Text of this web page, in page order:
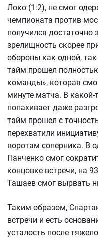
Локо (1:2), не смог
чемпионата против
получился
зрелищность скорее
обороны как одной,
тайм прошел
команды», которая
минуте матча. В
попахивает даже
тайм прошел с
перехватили
воротам соперника. В
Панченко смог
концовке встречи, на
Ташаев смог вырвать
Таким образом,
встречи и есть
усталость после